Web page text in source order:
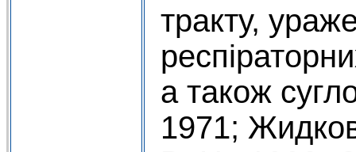
тракту,
а також
1971;